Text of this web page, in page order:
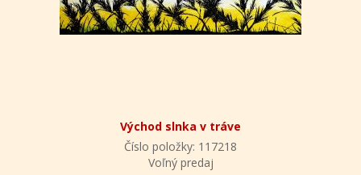
Východ slnka v tráve
Číslo položky: 117218
Voľný predaj